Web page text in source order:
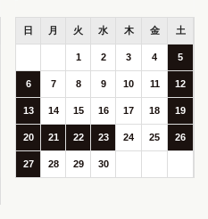
日 月 火 水 木 金 土
1 2 3 4 5
6 7 8 9 10 11 12
13 14 15 16 17 18 19
20 21 22 23 24 25 26
27 28 29 30